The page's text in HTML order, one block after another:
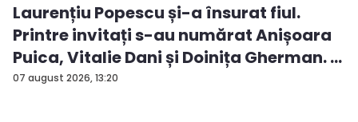
07 august 2026, 13:20
Laurențiu Popescu și-a însurat fiul.
Printre invitați s-au numărat Anișoara
Puica, Vitalie Dani și Doinița Gherman. ...